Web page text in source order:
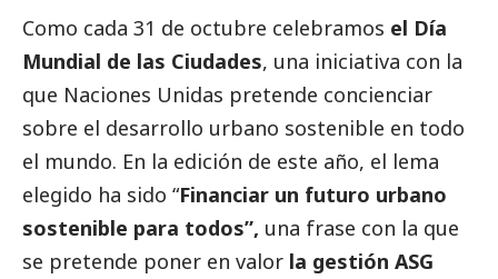
Como cada 31 de octubre celebramos el Día
Mundial de las Ciudades, una iniciativa con la
que Naciones Unidas pretende concienciar
sobre el desarrollo urbano sostenible en todo
el mundo. En la edición de este año, el lema
elegido ha sido “Financiar un futuro urbano
sostenible para todos”, una frase con la que
se pretende poner en valor la gestión ASG